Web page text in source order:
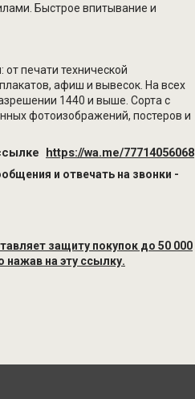
Быстрое впитывание и
печати технической
афиш и вывесок. На всех
1440 и выше. Сорта с
фотоизображений, постеров и
https://wa.me/77714056068
и отвечать на звонки -
защиту покупок до 50 000
нажав на эту ссылку.